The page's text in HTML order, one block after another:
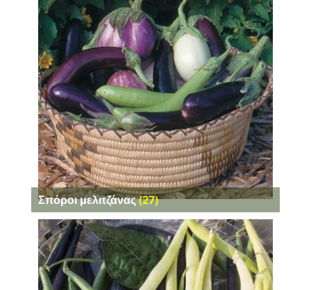
Σπόροι μελιτζάνας(27)